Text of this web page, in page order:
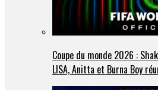
Coupe du monde 2026 :
LISA, Anitta et Burna Boy